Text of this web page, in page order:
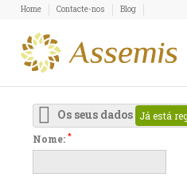
Home Contacte-nos Blog
Os seus dados Já está
Nome:*